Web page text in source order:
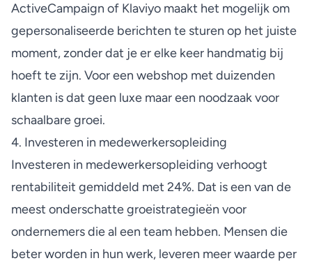
ActiveCampaign of Klaviyo maakt het mogelijk om
gepersonaliseerde berichten te sturen op het juiste
moment, zonder dat je er elke keer handmatig bij
hoeft te zijn. Voor een webshop met duizenden
klanten is dat geen luxe maar een noodzaak voor
schaalbare groei.
4. Investeren in medewerkersopleiding
Investeren in medewerkersopleiding verhoogt
rentabiliteit gemiddeld met 24%. Dat is een van de
meest onderschatte groeistrategieën voor
ondernemers die al een team hebben. Mensen die
beter worden in hun werk, leveren meer waarde per